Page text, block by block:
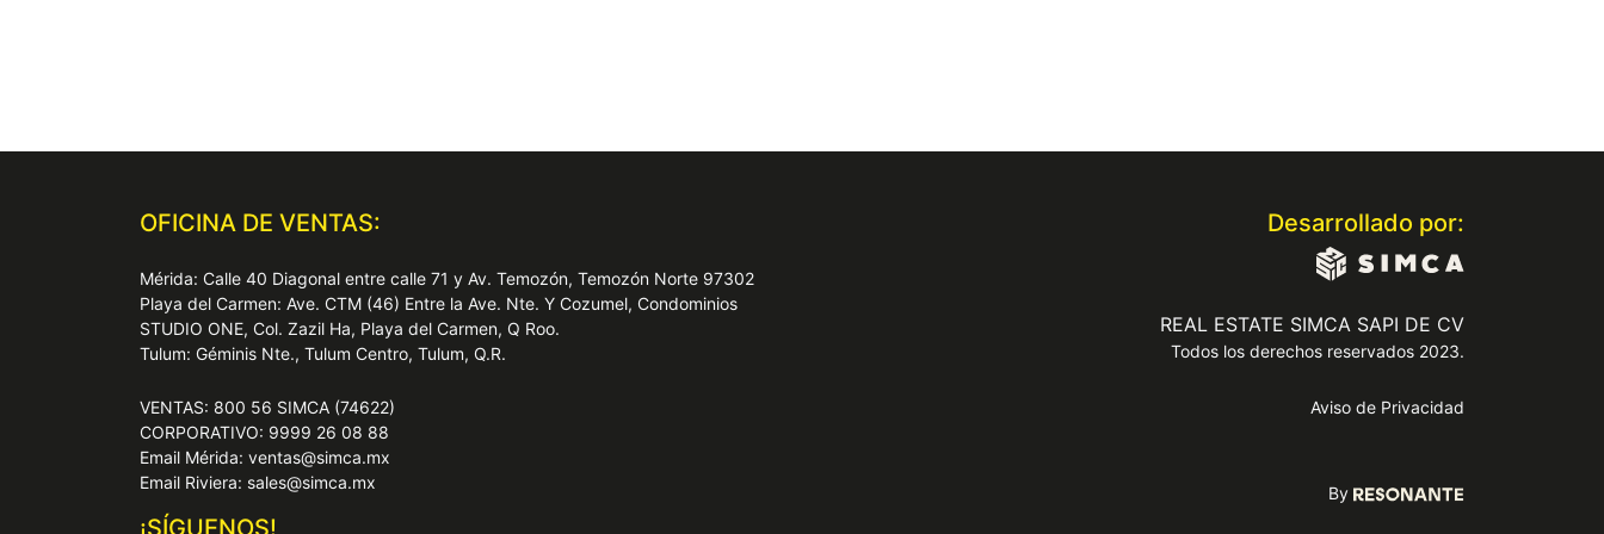
OFICINA DE VENTAS:
Mérida: Calle 40 Diagonal entre calle 71 y Av. Temozón, Temozón Norte 97302
Playa del Carmen: Ave. CTM (46) Entre la Ave. Nte. Y Cozumel, Condominios
STUDIO ONE, Col. Zazil Ha, Playa del Carmen, Q Roo.
Tulum: Géminis Nte., Tulum Centro, Tulum, Q.R.
VENTAS: 800 56 SIMCA (74622)
CORPORATIVO: 9999 26 08 88
Email Mérida: ventas@simca.mx
Email Riviera: sales@simca.mx
¡SÍGUENOS!
Desarrollado por:
REAL ESTATE SIMCA SAPI DE CV
Todos los derechos reservados 2023.
Aviso de Privacidad
By